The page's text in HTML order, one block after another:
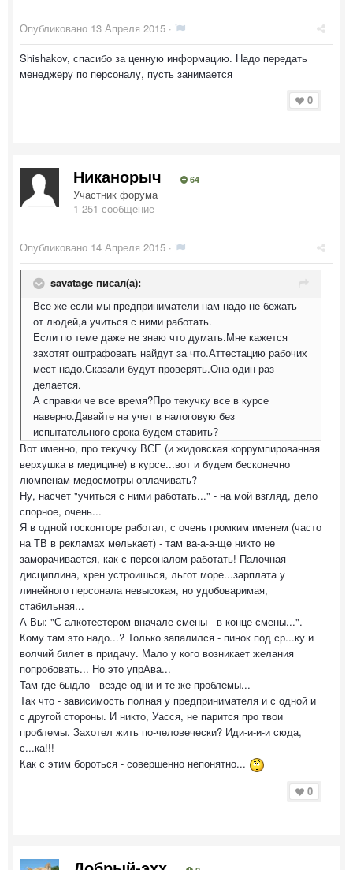
Опубликовано 13 Апреля 2015 ·
Shishakov, спасибо за ценную информацию. Надо передать
менеджеру по персоналу, пусть занимается
0
Никанорыч 64
Участник форума
1 251 сообщение
Опубликовано 14 Апреля 2015 ·
savatage писал(а):
Все же если мы предприниматели нам надо не бежать
от людей,а учиться с ними работать.
Если по теме даже не знаю что думать.Мне кажется
захотят оштрафовать найдут за что.Аттестацию рабочих
мест надо.Сказали будут проверять.Она один раз
делается.
А справки че все время?Про текучку все в курсе
наверно.Давайте на учет в налоговую без
испытательного срока будем ставить?
Вот именно, про текучку ВСЕ (и жидовская коррумпированная
верхушка в медицине) в курсе...вот и будем бесконечно
люмпенам медосмотры оплачивать?
Ну, насчет "учиться с ними работать..." - на мой взгляд, дело
спорное, очень...
Я в одной госконторе работал, с очень громким именем (часто
на ТВ в рекламах мелькает) - там ва-а-а-ще никто не
заморачивается, как с персоналом работать! Палочная
дисциплина, хрен устроишься, льгот море...зарплата у
линейного персонала невысокая, но удобоваримая,
стабильная...
А Вы: "С алкотестером вначале смены - в конце смены...".
Кому там это надо...? Только запалился - пинок под ср...ку и
волчий билет в придачу. Мало у кого возникает желания
попробовать... Но это упрАва...
Там где быдло - везде одни и те же проблемы...
Так что - зависимость полная у предпринимателя и с одной и
с другой стороны. И никто, Уасся, не парится про твои
проблемы. Захотел жить по-человечески? Иди-и-и-и сюда,
с...ка!!!
Как с этим бороться - совершенно непонятно...
0